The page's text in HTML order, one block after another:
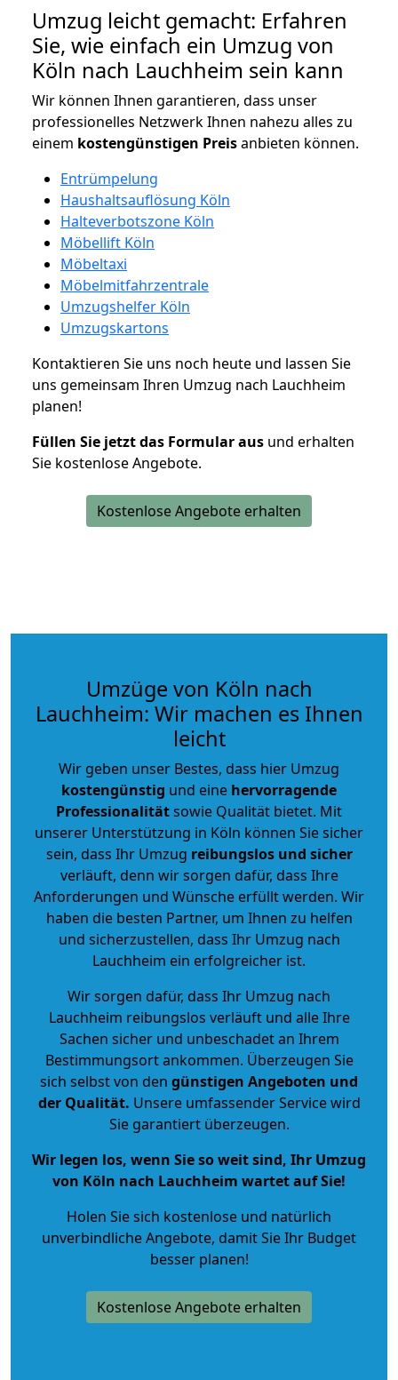
Umzug leicht gemacht: Erfahren
Sie, wie einfach ein Umzug von
Köln nach Lauchheim sein kann
Wir können Ihnen garantieren, dass unser
professionelles Netzwerk Ihnen nahezu alles zu
einem kostengünstigen Preisanbieten können.
Entrümpelung
Haushaltsauflösung Köln
Halteverbotszone Köln
Möbellift Köln
Möbeltaxi
Möbelmitfahrzentrale
Umzugshelfer Köln
Umzugskartons
Kontaktieren Sie uns noch heute und lassen Sie
uns gemeinsam Ihren Umzug nach Lauchheim
planen!
Füllen Sie jetzt das Formular aus und erhalten
Sie kostenlose Angebote.
Kostenlose Angebote erhalten
Umzüge von Köln nach
Lauchheim: Wir machen es Ihnen
leicht
Wir geben unser Bestes, dass hier Umzug
kostengünstig und eine hervorragende
Professionalitätsowie Qualität bietet. Mit
unserer Unterstützung in Köln können Sie sicher
sein, dass Ihr Umzug reibungslos und sicher
verläuft, denn wir sorgen dafür, dass Ihre
Anforderungen und Wünsche erfüllt werden. Wir
haben die besten Partner, um Ihnen zu helfen
und sicherzustellen, dass Ihr Umzug nach
Lauchheim ein erfolgreicher ist.
Wir sorgen dafür, dass Ihr Umzug nach
Lauchheim reibungslos verläuft und alle Ihre
Sachen sicher und unbeschadet an Ihrem
Bestimmungsort ankommen. Überzeugen Sie
sich selbst von den günstigen Angeboten und
der Qualität. Unsere umfassender Service wird
Sie garantiert überzeugen.
Wir legen los, wenn Sie so weit sind, Ihr Umzug
von Köln nach Lauchheim wartet auf Sie!
Holen Sie sich kostenlose und natürlich
unverbindliche Angebote, damit Sie Ihr Budget
besser planen!
Kostenlose Angebote erhalten